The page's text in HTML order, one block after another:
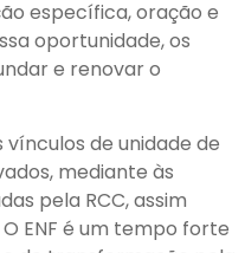
específica, oração e
oportunidade, os
e renovar o
de unidade de
mediante às
pela RCC, assim
ENF é um tempo forte